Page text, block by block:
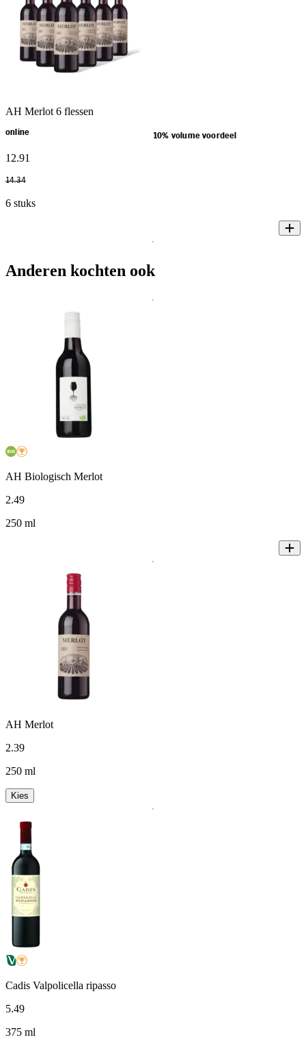
AH Merlot 6 flessen
online 10% volume voordeel
12.91
14.34
6 stuks
Anderen kochten ook
AH Biologisch Merlot
2.49
250 ml
AH Merlot
2.39
250 ml
Kies
Cadis Valpolicella ripasso
5.49
375 ml